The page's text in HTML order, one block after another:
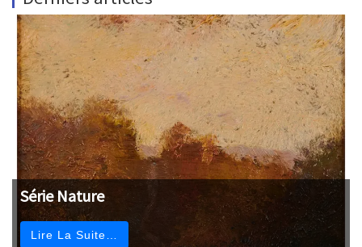
Série Nature
Lire La Suite…